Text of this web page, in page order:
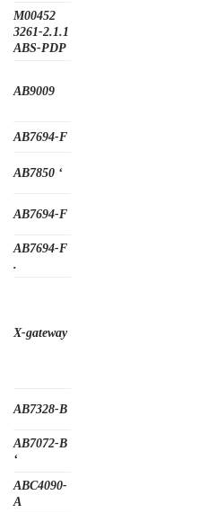
M00452
3261-2.1.1
ABS-PDP
AB9009
AB7694-F
AB7850 ‘
AB7694-F
AB7694-F
.
X-gateway
AB7328-B
AB7072-B
‘
ABC4090-
A